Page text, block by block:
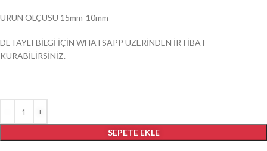
ÜRÜN ÖLÇÜSÜ 15mm-10mm
DETAYLI BİLGİ İÇİN WHATSAPP ÜZERİNDEN İRTİBAT
KURABİLİRSİNİZ.
SEPETE EKLE